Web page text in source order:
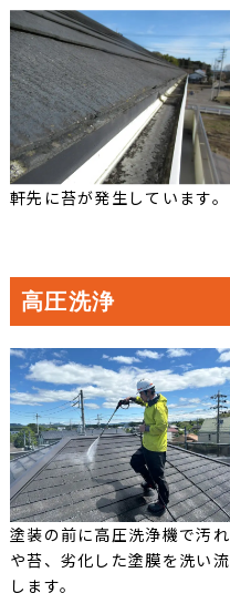
軒先に苔が発生しています。
高圧洗浄
塗装の前に高圧洗浄機で汚れ
や苔、劣化した塗膜を洗い流
します。